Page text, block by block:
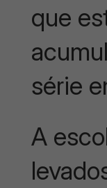
que
série
A